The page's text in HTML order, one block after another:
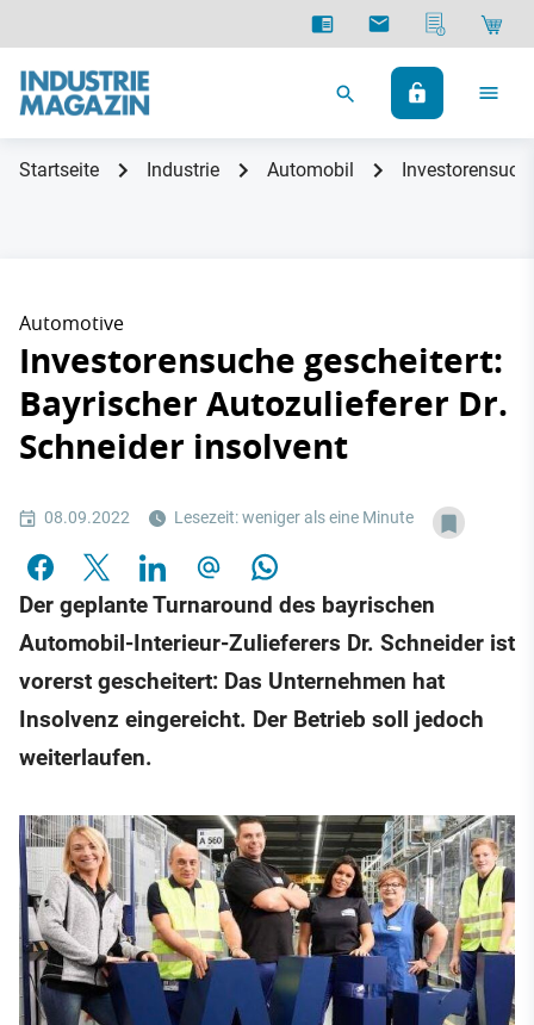
Startseite Industrie Automobil
Automotive
Investorensuche gescheitert:
Bayrischer Autozulieferer Dr.
Schneider insolvent
08.09.2022 Lesezeit: weniger als eine Minute
Der geplante Turnaround des bayrischen
Automobil-Interieur-Zulieferers Dr. Schneider ist
vorerst gescheitert: Das Unternehmen hat
Insolvenz eingereicht. Der Betrieb soll jedoch
weiterlaufen.